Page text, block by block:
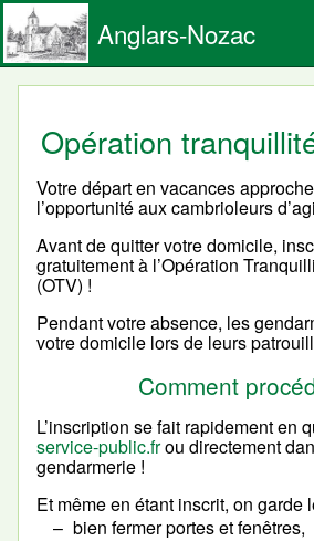
Anglars-Nozac
Opération
Votre départ en vacances
l’opportunité aux cambrioleurs
Avant de quitter votre domicile,
gratuitement à l’Opération
(OTV) !
Pendant votre absence, les
votre domicile lors de leurs
Comment
L’inscription se fait rapidement en
service-public.frou directement
gendarmerie !
Et même en étant inscrit, on garde
bien fermer portes et fenêtres,